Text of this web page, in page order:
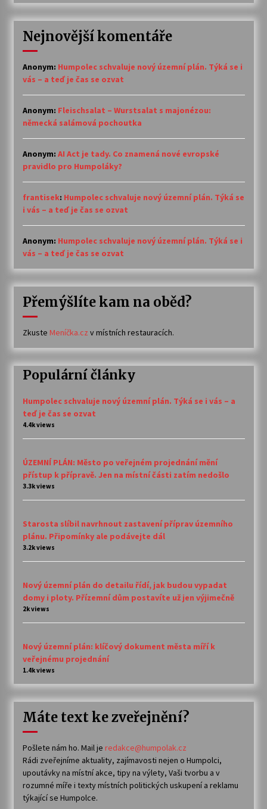
Nejnovější komentáře
Anonym: Humpolec schvaluje nový územní plán. Týká se i
vás – a teď je čas se ozvat
Anonym: Fleischsalat – Wurstsalat s majonézou:
německá salámová pochoutka
Anonym: AI Act je tady. Co znamená nové evropské
pravidlo pro Humpoláky?
frantisek: Humpolec schvaluje nový územní plán. Týká se
i vás – a teď je čas se ozvat
Anonym: Humpolec schvaluje nový územní plán. Týká se i
vás – a teď je čas se ozvat
Přemýšlíte kam na oběd?
Zkuste Meníčka.cz v místních restauracích.
Populární články
Humpolec schvaluje nový územní plán. Týká se i vás – a
teď je čas se ozvat
4.4k views
ÚZEMNÍ PLÁN: Město po veřejném projednání mění
přístup k přípravě. Jen na místní části zatím nedošlo
3.3k views
Starosta slíbil navrhnout zastavení příprav územního
plánu. Připomínky ale podávejte dál
3.2k views
Nový územní plán do detailu řídí, jak budou vypadat
domy i ploty. Přízemní dům postavíte už jen výjimečně
2k views
Nový územní plán: klíčový dokument města míří k
veřejnému projednání
1.4k views
Máte text ke zveřejnění?
Pošlete nám ho. Mail je redakce@humpolak.cz
Rádi zveřejníme aktuality, zajímavosti nejen o Humpolci,
upoutávky na místní akce, tipy na výlety, Vaši tvorbu a v
rozumné míře i texty místních politických uskupení a reklamu
týkající se Humpolce.